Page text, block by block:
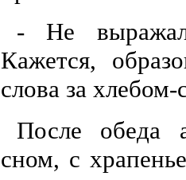
- Не
Кажется,
слова за
После обеда
сном, с